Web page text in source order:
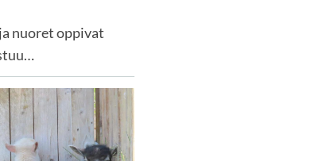
nuoret oppivat